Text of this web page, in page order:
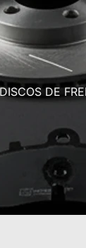
DE